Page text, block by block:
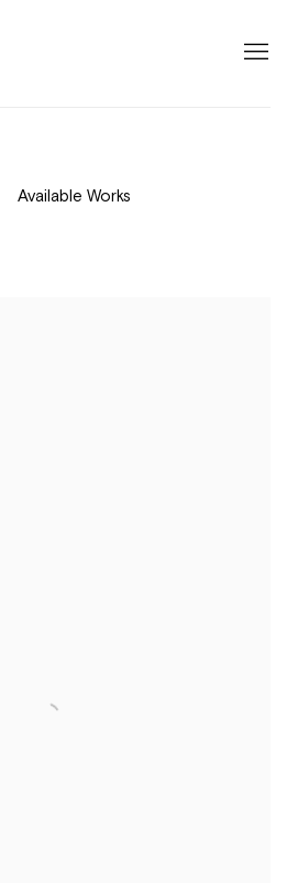
Available Works